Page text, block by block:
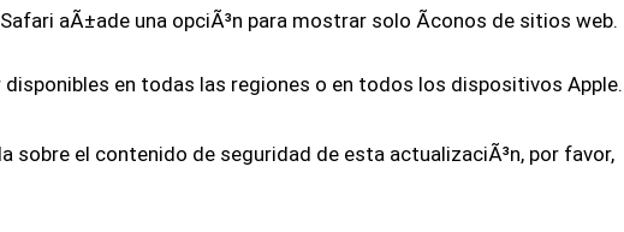
aÃ±ade una opciÃ³n para mostrar solo Ã­conos de sitios web.
en todas las regiones o en todos los dispositivos Apple.
sobre el contenido de seguridad de esta actualizaciÃ³n, por favor,